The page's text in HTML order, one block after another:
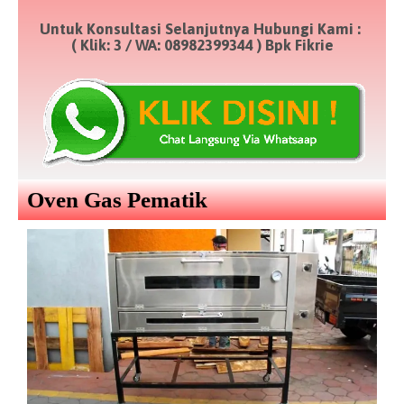
Untuk Konsultasi Selanjutnya Hubungi Kami :
( Klik: 3 / WA: 08982399344 ) Bpk Fikrie
Oven Gas Pematik